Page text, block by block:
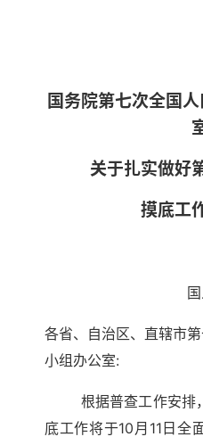
国务院第七次全国
关于扎实做好
摸底工
各省、自治区、直辖市
小组办公室:
根据普查工作安排
底工作将于10月 11 日全